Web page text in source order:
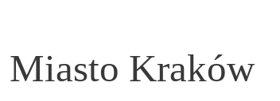
Miasto Kraków